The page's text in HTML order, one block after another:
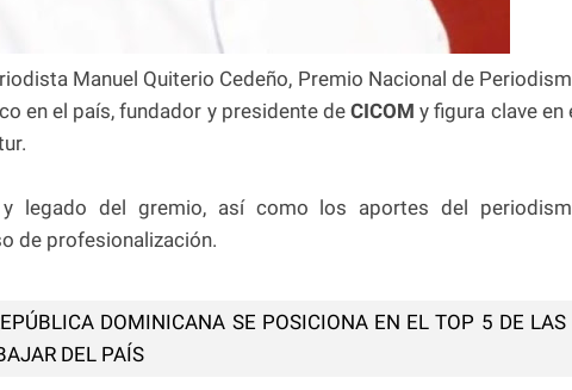
Manuel Quiterio Cedeño, Premio Nacional de
en el país, fundador y presidente deCICOMy figura clave en
legado del gremio, así como los aportes del
de profesionalización.
DOMINICANA SE POSICIONA EN EL TOP 5 DE LAS
DEL PAÍS